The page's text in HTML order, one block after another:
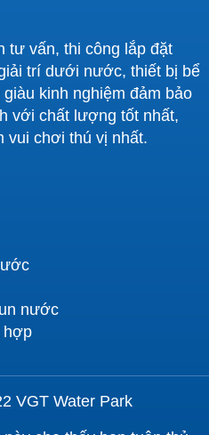
tư vấn, thi công lắp đặt
trí dưới nước, thiết bị bể
kinh nghiệm đảm bảo
với chất lượng tốt nhất,
vui chơi thú vị nhất.
nước
VGT Water Park